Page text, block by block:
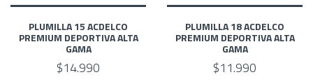
PLUMILLA 15 ACDELCO
PREMIUM DEPORTIVA ALTA
GAMA
$14.990
PLUMILLA 18 ACDELCO
PREMIUM DEPORTIVA ALTA
GAMA
$11.990